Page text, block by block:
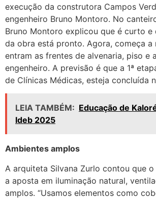
execução da construtora Campos
engenheiro Bruno Montoro. No
Bruno Montoro explicou que é curto e
da obra está pronto. Agora, começa a
entram as frentes de alvenaria, piso e
engenheiro. A previsão é que a 1ª
de Clínicas Médicas, esteja concluída
LEIA TAMBÉM: Educação de
Ideb 2025
Ambientes amplos
A arquiteta Silvana Zurlo contou que
a aposta em iluminação natural,
amplos. “Usamos elementos como